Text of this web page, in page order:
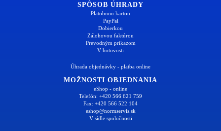
SPÔSOB ÚHRADY
Platobnou kartou
PayPal
Dobierkou
Zálohovou faktúrou
Prevodným príkazom
V hotovosti
Úhrada objednávky - platba online
MOŽNOSTI OBJEDNANIA
eShop - online
Telefón: +420 566 621 759
Fax: +420 566 522 104
eshop@normservis.sk
V sídle spoločnosti